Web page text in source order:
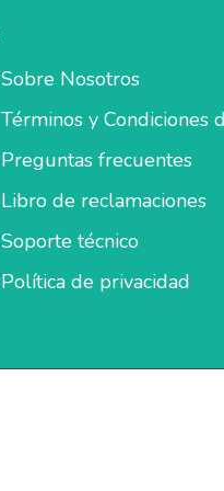
Sobre Nosotros
Términos y Condiciones
Preguntas frecuentes
Libro de reclamaciones
Soporte técnico
Política de privacidad